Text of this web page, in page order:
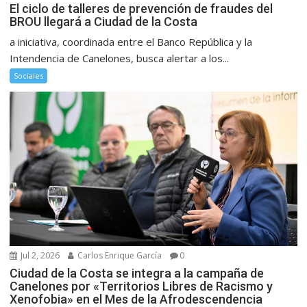
El ciclo de talleres de prevención de fraudes del
BROU llegará a Ciudad de la Costa
a iniciativa, coordinada entre el Banco República y la
Intendencia de Canelones, busca alertar a los...
Sociales
Jul 2, 2026 Carlos Enrique García 0
Ciudad de la Costa se integra a la campaña de
Canelones por «Territorios Libres de Racismo y
Xenofobia» en el Mes de la Afrodescendencia